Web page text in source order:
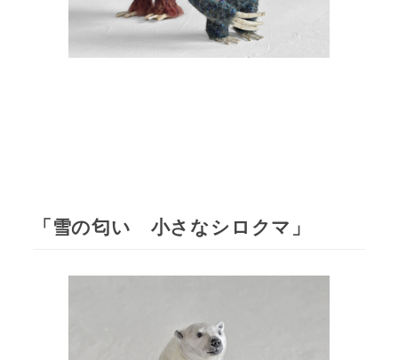
「雪の匂い 小さなシロクマ」